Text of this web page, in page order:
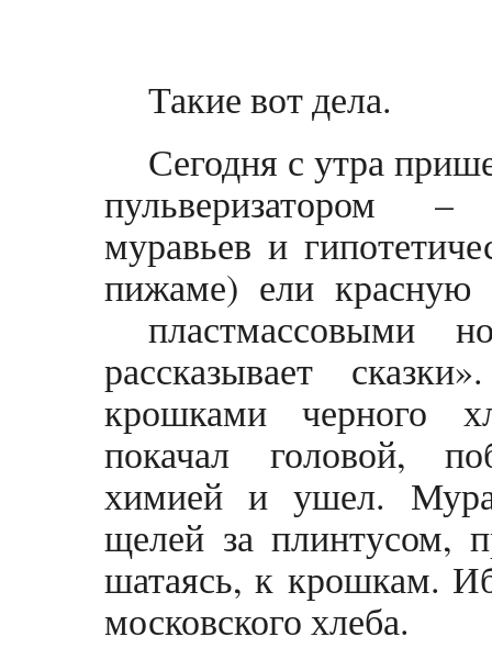
Такие вот дела.
Сегодня с утра
пульверизатором –
муравьев и
пижаме) ели
пластмассовыми
рассказывает
крошками черного
покачал головой,
химией и ушел.
щелей за плинтусом,
шатаясь, к крошкам.
московского хлеба.